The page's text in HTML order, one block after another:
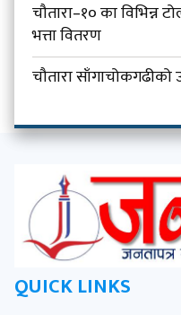
चौतारा–१० का विभिन्न
भत्ता वितरण
चौतारा
QUICK LINKS